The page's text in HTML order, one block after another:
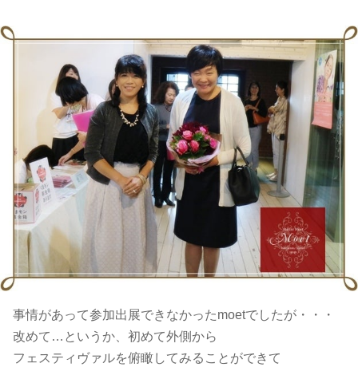
事情があって参加出展できなかったmoetでしたが・・・
改めて…というか、初めて外側から
フェスティヴァルを俯瞰してみることができて